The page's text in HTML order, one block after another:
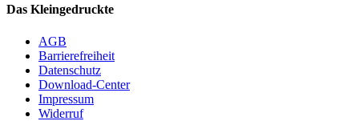
Das Kleingedruckte
AGB
Barrierefreiheit
Datenschutz
Download-Center
Impressum
Widerruf